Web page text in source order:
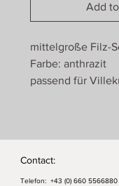
Add
mittelgroße Filz-
Farbe: anthrazit
passend für
Contact:
Telefon: +43 (0) 660 5566880